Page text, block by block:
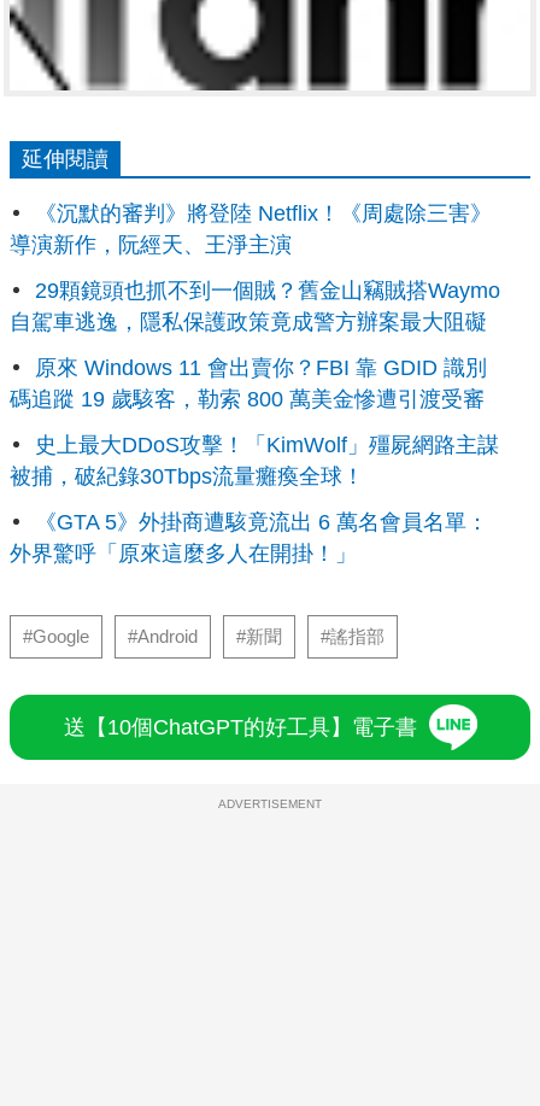
延伸閱讀
《沉默的審判》將登陸 Netflix！《周處除三害》
導演新作，阮經天、王淨主演
29顆鏡頭也抓不到一個賊？舊金山竊賊搭Waymo
自駕車逃逸，隱私保護政策竟成警方辦案最大阻礙
原來 Windows 11 會出賣你？FBI 靠 GDID 識別
碼追蹤 19 歲駭客，勒索 800 萬美金慘遭引渡受審
史上最大DDoS攻擊！「KimWolf」殭屍網路主謀
被捕，破紀錄30Tbps流量癱瘓全球！
《GTA 5》外掛商遭駭竟流出 6 萬名會員名單：
外界驚呼「原來這麼多人在開掛！」
#Google #Android #新聞 #謠指部
送【10個ChatGPT的好工具】電子書
ADVERTISEMENT